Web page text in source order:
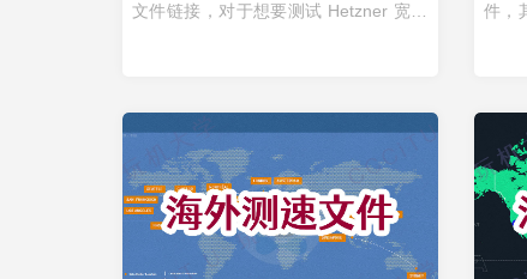
文件链接，对于想要测试 Hetzner 宽带
件，